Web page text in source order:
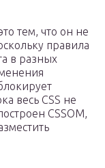
тем, что он не
правила
в разных
весь CSS не
CSSOM,